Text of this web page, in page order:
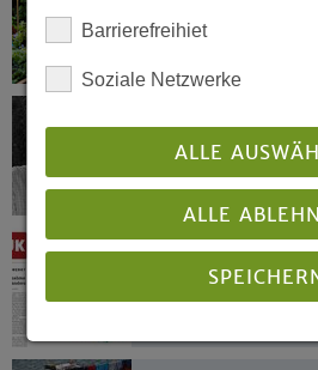
Ressourcen auf
Karl-Heinz Budde
12.02.2021
Digital statt
Barrierefreihiet
Soziale Netzwerke
ALLE
ALLE